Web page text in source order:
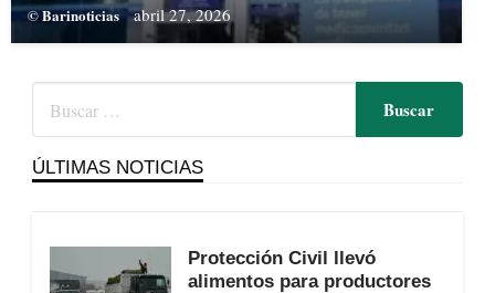
© Barinoticias abril 27, 2026
ÚLTIMAS NOTICIAS
Protección Civil llevó
alimentos para productores